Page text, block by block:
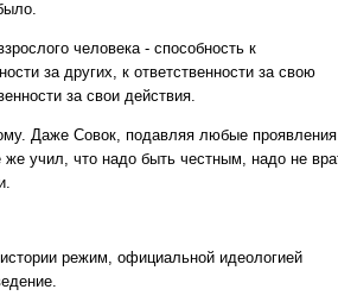
человека - способность к
за других, к ответственности за свою
за свои действия.
Даже Совок, подавляя любые проявления
учил, что надо быть честным, надо не
режим, официальной идеологией